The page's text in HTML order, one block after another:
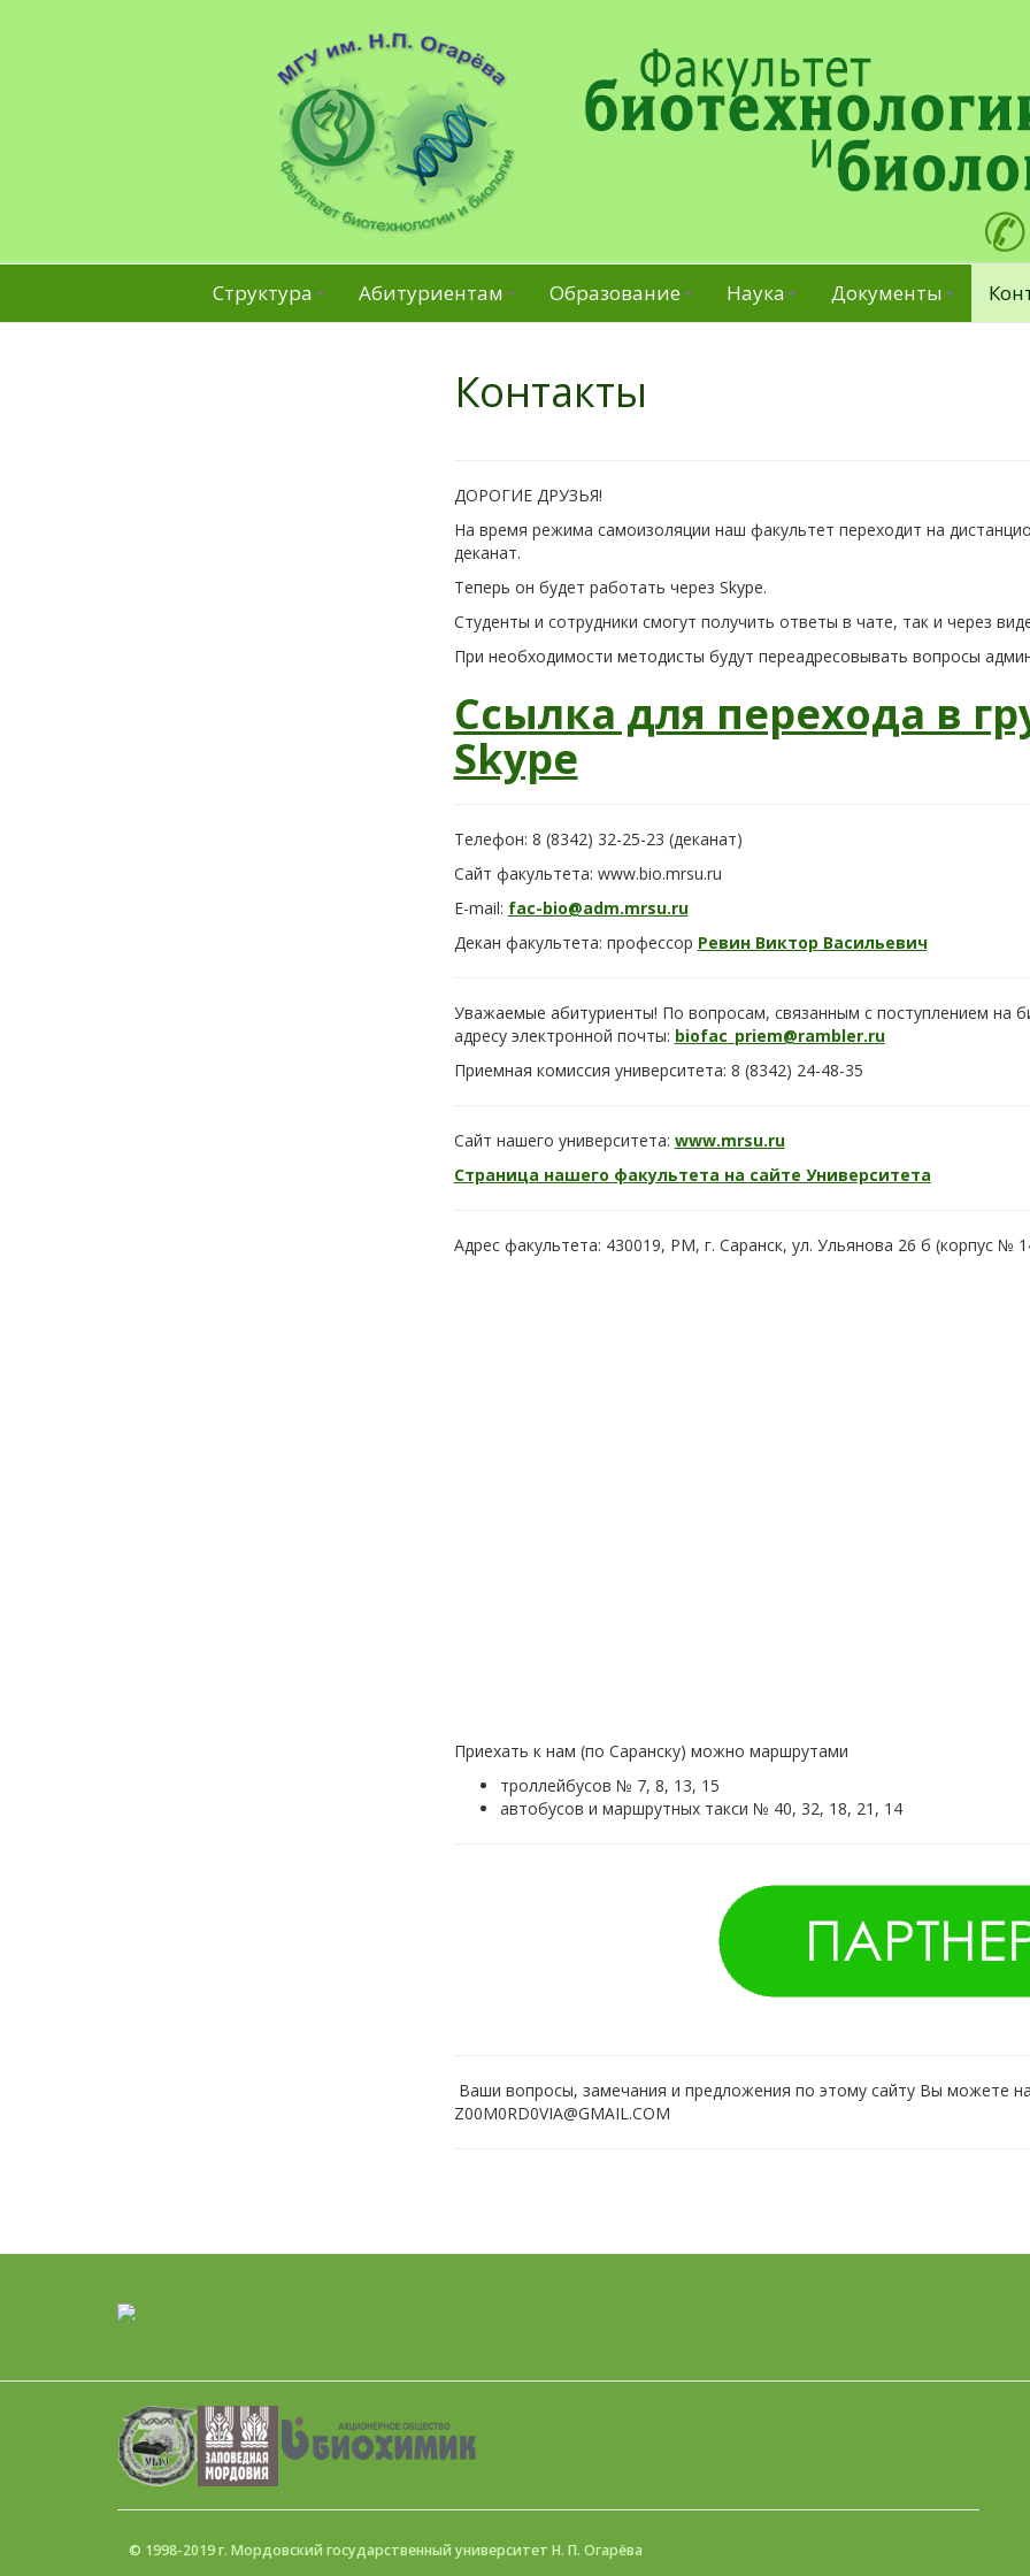
Структура Абитуриентам Образование Наука Документы
Контакты
ДОРОГИЕ ДРУЗЬЯ!
На время режима самоизоляции наш факультет переходит на
деканат.
Теперь он будет работать через Skype.
Студенты и сотрудники смогут получить ответы в чате, так и через
При необходимости методисты будут переадресовывать вопросы
Ссылка для перехода в
Skype
Телефон: 8 (8342) 32-25-23 (деканат)
Сайт факультета: www.bio.mrsu.ru
E-mail: fac-bio@adm.mrsu.ru
Декан факультета: профессор Ревин Виктор Васильевич
Уважаемые абитуриенты! По вопросам, связанным с поступлением на
адресу электронной почты: biofac_priem@rambler.ru
Приемная комиссия университета: 8 (8342) 24-48-35
Сайт нашего университета: www.mrsu.ru
Страница нашего факультета на сайте Университета
Адрес факультета: 430019, РМ, г. Саранск, ул. Ульянова 26 б (корпус №
Приехать к нам (по Саранску) можно маршрутами
троллейбусов № 7, 8, 13, 15
автобусов и маршрутных такси № 40, 32, 18, 21, 14
Ваши вопросы, замечания и предложения по этому сайту Вы можете
Z00М0RD0VIА@GМАIL.СОМ
© 1998-2019 г. Мордовский государственный университет Н. П. Огарёва